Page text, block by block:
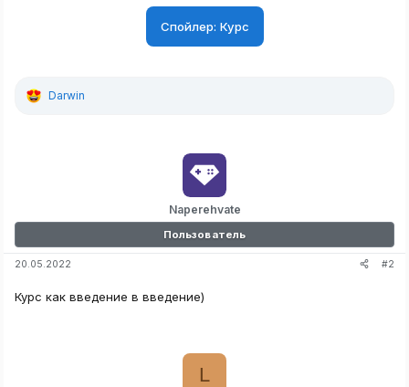
Спойлер: Курс
Р
Darwin
Naperehvate
Пользователь
20.05.2022 #2
Курс как введение в введение)
L